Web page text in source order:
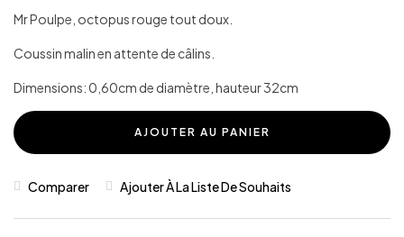
Mr Poulpe, octopus rouge tout doux.
Coussin malin en attente de câlins.
Dimensions: 0,60cm de diamètre, hauteur 32cm
AJOUTER AU PANIER
Comparer Ajouter À La Liste De Souhaits